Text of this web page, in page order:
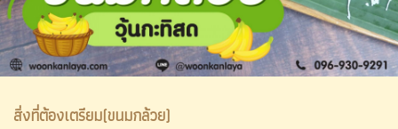
สิ่งที่ต้องเตรียม(ขนมกล้วย)